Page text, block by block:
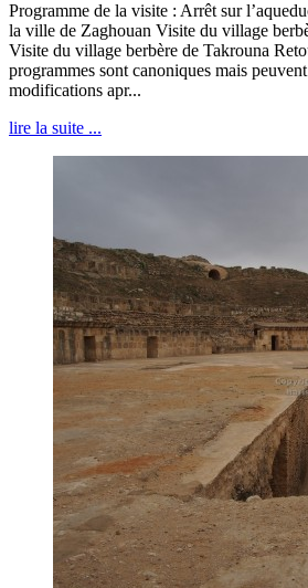
Programme de la visite : Arrêt sur
la ville de Zaghouan Visite du village
Visite du village berbère de Takrouna
programmes sont canoniques mais
modifications apr...
lire la suite ...